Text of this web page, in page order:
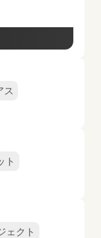
ス
ト
ェクト